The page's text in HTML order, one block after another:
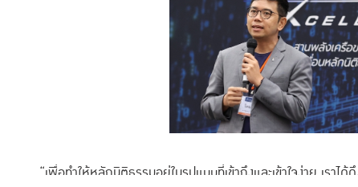
“เพื่อทำให้หลักนิติธรรมอยู่ในรูปแบบที่เข้าถึงและเข้าใจง่าย เรา